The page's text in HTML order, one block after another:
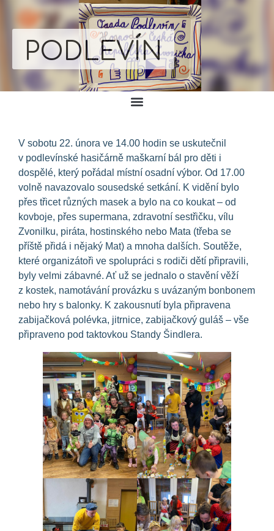
PODLEVÍN
V sobotu 22. února ve 14.00 hodin se uskutečnil
v podlevínské hasičárně maškarní bál pro děti i
dospělé, který pořádal místní osadní výbor. Od 17.00
volně navazovalo sousedské setkání. K vidění bylo
přes třicet různých masek a bylo na co koukat – od
kovboje, přes supermana, zdravotní sestřičku, vílu
Zvonilku, piráta, hostinského nebo Mata (třeba se
příště přidá i nějaký Mat) a mnoha dalších. Soutěže,
které organizátoři ve spolupráci s rodiči dětí připravili,
byly velmi zábavné. Ať už se jednalo o stavění věží
z kostek, namotávání provázku s uvázaným bonbonem
nebo hry s balonky. K zakousnutí byla připravena
zabijačková polévka, jitrnice, zabijačkový guláš – vše
připraveno pod taktovkou Standy Šindlera.